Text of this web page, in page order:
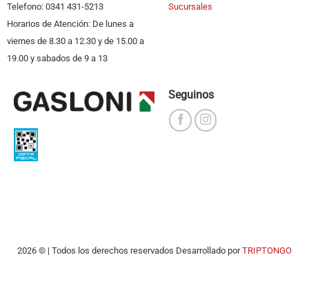
Telefono: 0341 431-5213
Horarios de Atención: De lunes a
viernes de 8.30 a 12.30 y de 15.00 a
19.00 y sabados de 9 a 13
Sucursales
Seguinos
2026 © | Todos los derechos reservados Desarrollado porTRIPTONGO